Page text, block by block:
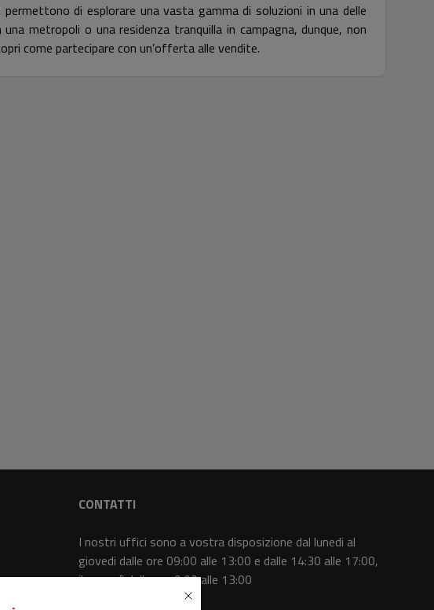
permettono di esplorare una vasta gamma di soluzioni in una delle
metropoli o una residenza tranquilla in campagna, dunque, non
come partecipare con un’offerta alle vendite.
CONTATTI
I nostri uffici sono a vostra disposizione dal lunedi al
giovedi dalle ore 09:00 alle 13:00 e dalle 14:30 alle 17:00,
il venerdì dalle ore 9:00 alle 13:00